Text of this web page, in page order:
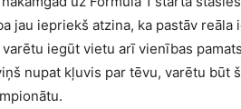
jau iepriekš atzina, ka pastāv
iegūt vietu arī vienības
nupat kļuvis par tēvu, varētu būt